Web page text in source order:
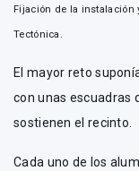
Fijación de la instalación
Tectónica.
El mayor reto
con unas escuadras
sostienen el recinto.
Cada uno de los